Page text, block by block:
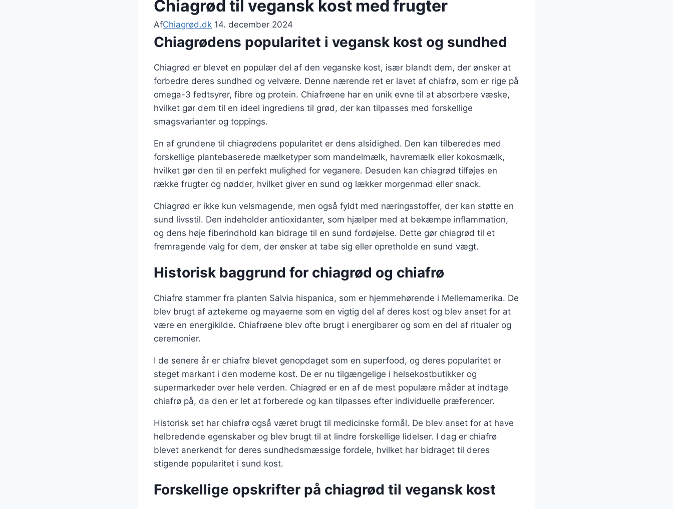
Chiagrød til vegansk kost med frugter
AfChiagrød.dk 14. december 2024
Chiagrødens popularitet i vegansk kost og sundhed
Chiagrød er blevet en populær del af den veganske kost, især blandt dem, der ønsker at
forbedre deres sundhed og velvære. Denne nærende ret er lavet af chiafrø, som er rige på
omega-3 fedtsyrer, fibre og protein. Chiafrøene har en unik evne til at absorbere væske,
hvilket gør dem til en ideel ingrediens til grød, der kan tilpasses med forskellige
smagsvarianter og toppings.
En af grundene til chiagrødens popularitet er dens alsidighed. Den kan tilberedes med
forskellige plantebaserede mælketyper som mandelmælk, havremælk eller kokosmælk,
hvilket gør den til en perfekt mulighed for veganere. Desuden kan chiagrød tilføjes en
række frugter og nødder, hvilket giver en sund og lækker morgenmad eller snack.
Chiagrød er ikke kun velsmagende, men også fyldt med næringsstoffer, der kan støtte en
sund livsstil. Den indeholder antioxidanter, som hjælper med at bekæmpe inflammation,
og dens høje fiberindhold kan bidrage til en sund fordøjelse. Dette gør chiagrød til et
fremragende valg for dem, der ønsker at tabe sig eller opretholde en sund vægt.
Historisk baggrund for chiagrød og chiafrø
Chiafrø stammer fra planten Salvia hispanica, som er hjemmehørende i Mellemamerika. De
blev brugt af aztekerne og mayaerne som en vigtig del af deres kost og blev anset for at
være en energikilde. Chiafrøene blev ofte brugt i energibarer og som en del af ritualer og
ceremonier.
I de senere år er chiafrø blevet genopdaget som en superfood, og deres popularitet er
steget markant i den moderne kost. De er nu tilgængelige i helsekostbutikker og
supermarkeder over hele verden. Chiagrød er en af de mest populære måder at indtage
chiafrø på, da den er let at forberede og kan tilpasses efter individuelle præferencer.
Historisk set har chiafrø også været brugt til medicinske formål. De blev anset for at have
helbredende egenskaber og blev brugt til at lindre forskellige lidelser. I dag er chiafrø
blevet anerkendt for deres sundhedsmæssige fordele, hvilket har bidraget til deres
stigende popularitet i sund kost.
Forskellige opskrifter på chiagrød til vegansk kost